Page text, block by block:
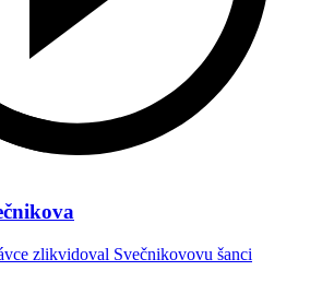
zlikvidoval Svečnikovovu šanci